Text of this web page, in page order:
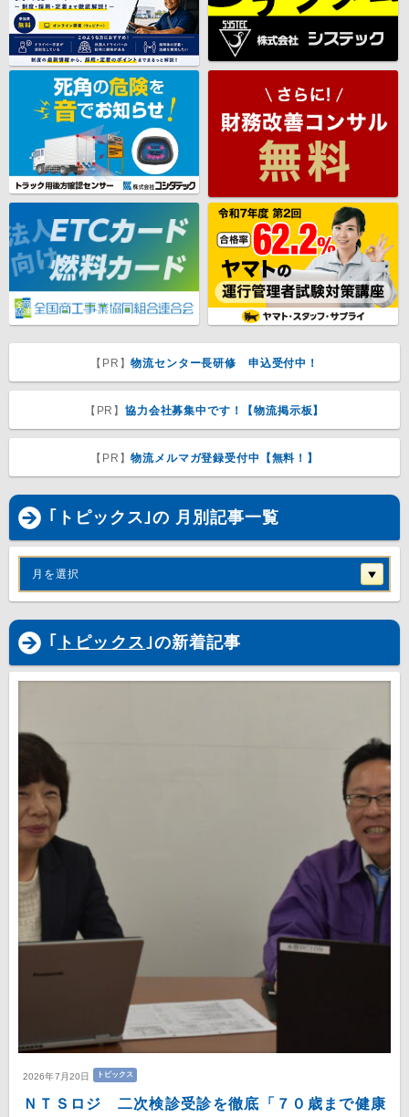
【PR】物流センター長研修 申込受付中！
【PR】協力会社募集中です！【物流掲示板】
【PR】物流メルマガ登録受付中【無料！】
｢トピックス｣の 月別記事一覧
月を選択
｢ トピックス｣の新着記事
2026年7月20日 トピックス
ＮＴＳロジ 二次検診受診を徹底「７０歳まで健康